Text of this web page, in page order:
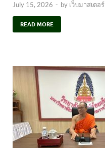
July 15, 2026 - by เว็บมาสเตอร์
READ MORE